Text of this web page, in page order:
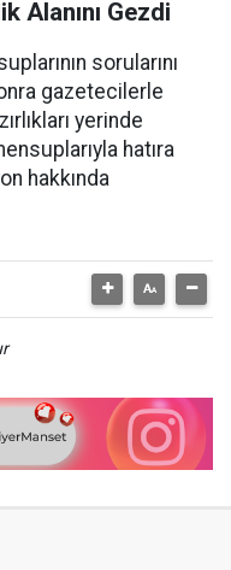
Alanını Gezdi
sorularını
gazetecilerle
yerinde
hatıra
hakkında